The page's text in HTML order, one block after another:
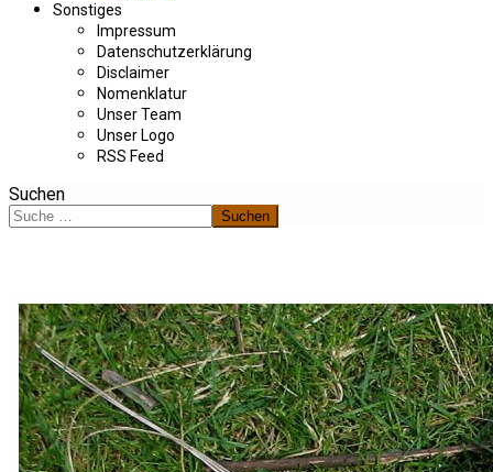
Sonstiges
Impressum
Datenschutzerklärung
Disclaimer
Nomenklatur
Unser Team
Unser Logo
RSS Feed
Suchen
Suchen